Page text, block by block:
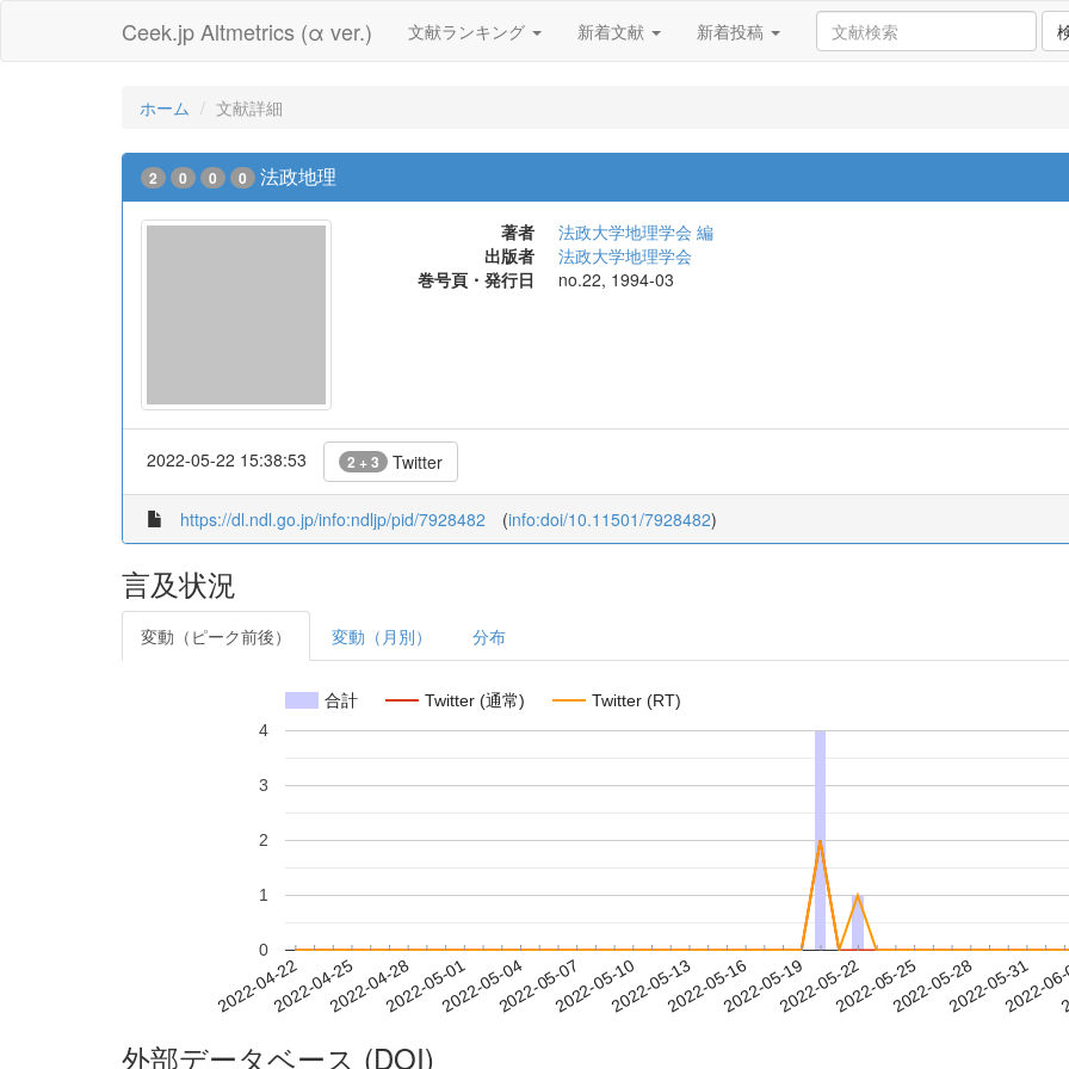
Ceek.jp Altmetrics (α ver.) 文献ランキング 新着文献 新着投稿
ホーム 文献詳細
2 0 0 0 法政地理
著者
法政大学地理学会 編
出版者
法政大学地理学会
巻号頁・発行日
no.22, 1994-03
2022-05-22 15:38:53 2 + 3 Twitter
https://dl.ndl.go.jp/info:ndljp/pid/7928482 (info:doi/10.11501/7928482)
言及状況
変動（ピーク前後） 変動（月別） 分布
合計 Twitter (通常) Twitter (RT)
2022-04-222022-04-252022-04-282022-05-012022-05-042022-05-072022-05-102022-05-132022-05-162022-05-192022-05-222022-05-252022-05-282022-05-31
2022-
0
1
2
3
4
外部データベース (DOI)